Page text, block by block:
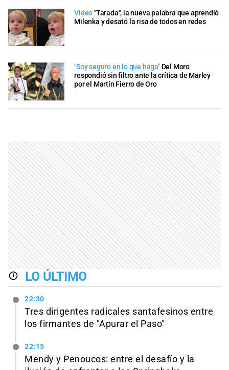
Video"Tarada", la nueva palabra que aprendió
Milenka y desató la risa de todos en redes
"Soy seguro en lo que hago" Del Moro
respondió sin filtro ante la crítica de Marley
por el Martín Fierro de Oro
LO ÚLTIMO
22:30
Tres dirigentes radicales santafesinos entre
los firmantes de "Apurar el Paso"
22:15
Mendy y Penoucos: entre el desafío y la